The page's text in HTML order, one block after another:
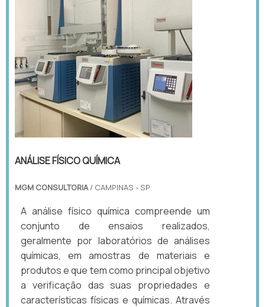
ANÁLISE FÍSICO QUÍMICA
MGM CONSULTORIA/ CAMPINAS - SP
A análise físico química compreende um
conjunto de ensaios realizados,
geralmente por laboratórios de análises
químicas, em amostras de materiais e
produtos e que tem como principal objetivo
a verificação das suas propriedades e
características físicas e químicas. Através